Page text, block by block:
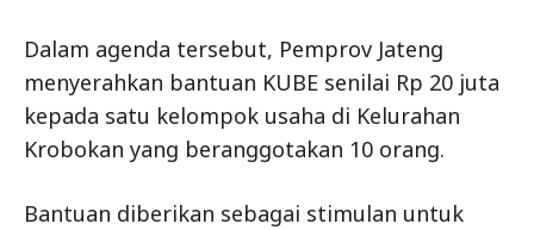
Dalam agenda tersebut, Pemprov Jateng
menyerahkan bantuan KUBE senilai Rp 20 juta
kepada satu kelompok usaha di Kelurahan
Krobokan yang beranggotakan 10 orang.
Bantuan diberikan sebagai stimulan untuk